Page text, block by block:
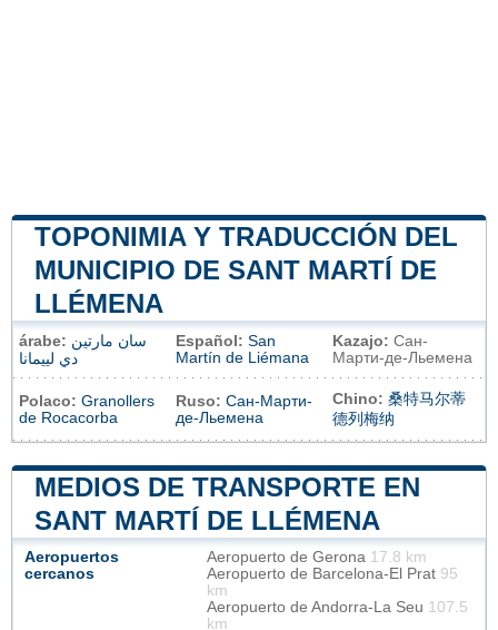
TOPONIMIA Y TRADUCCIÓN DEL
MUNICIPIO DE SANT MARTÍ DE
LLÉMENA
árabe: سان مارتين
دي لييمانا
Español: San
Martín de Liémana
Kazajo: Сан-
Марти-де-Льемена
Polaco: Granollers
de Rocacorba
Ruso: Сан-Марти-
де-Льемена
Chino: 桑特马尔蒂
德列梅纳
MEDIOS DE TRANSPORTE EN
SANT MARTÍ DE LLÉMENA
Aeropuertos
cercanos
Aeropuerto de Gerona 17.8 km
Aeropuerto de Barcelona-El Prat 95
km
Aeropuerto de Andorra-La Seu 107.5
km